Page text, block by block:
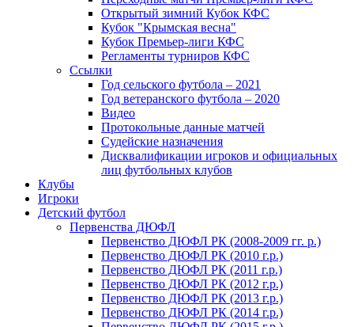
Открытый зимний Кубок КФС
Кубок "Крымская весна"
Кубок Премьер-лиги КФС
Регламенты турниров КФС
Ссылки
Год сельского футбола – 2021
Год ветеранского футбола – 2020
Видео
Протокольные данные матчей
Судейские назначения
Дисквалификации игроков и официальных
лиц футбольных клубов
Клубы
Игроки
Детский футбол
Первенства ДЮФЛ
Первенство ДЮФЛ РК (2008-2009 гг. р.)
Первенство ДЮФЛ РК (2010 г.р.)
Первенство ДЮФЛ РК (2011 г.р.)
Первенство ДЮФЛ РК (2012 г.р.)
Первенство ДЮФЛ РК (2013 г.р.)
Первенство ДЮФЛ РК (2014 г.р.)